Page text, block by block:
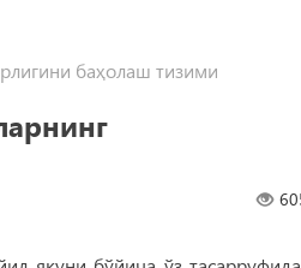
баҳолаш тизими